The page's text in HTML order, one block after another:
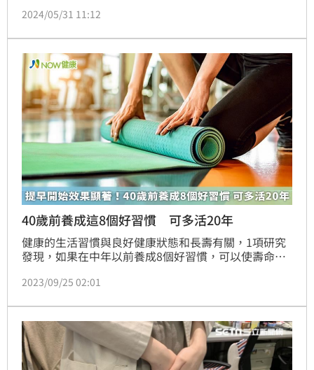
2024/05/31 11:12
40歲前養成這8個好習慣 可多活20年
健康的生活習慣與良好健康狀態和長壽有關，1項研究
發現，如果在中年以前養成8個好習慣，可以使壽命延
間，並參與退伍軍人事務部「百萬退伍軍人計劃」的70
去世。
2023/09/25 02:01